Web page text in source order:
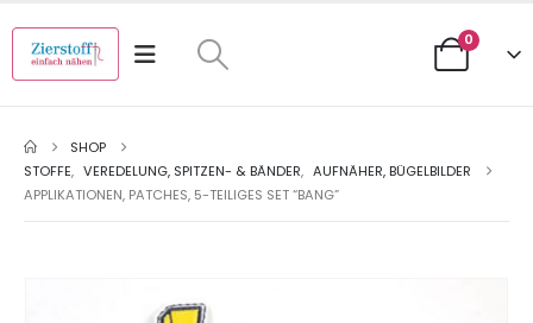
0
SHOP
STOFFE, VEREDELUNG, SPITZEN- & BÄNDER, AUFNÄHER, BÜGELBILDER
APPLIKATIONEN, PATCHES, 5-TEILIGES SET “BANG”